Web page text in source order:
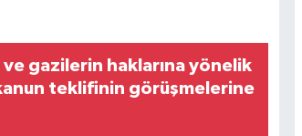
gazilerin haklarına yönelik
teklifinin görüşmelerine